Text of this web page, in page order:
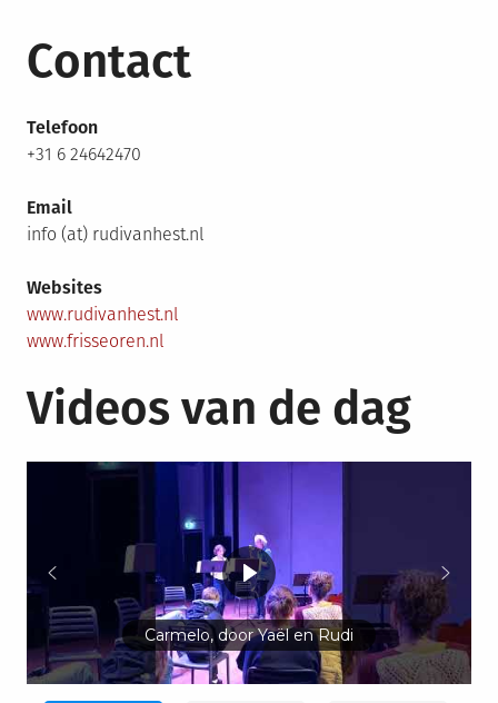
Contact
Telefoon
+31 6 24642470
Email
info (at) rudivanhest.nl
Websites
www.rudivanhest.nl
www.frisseoren.nl
Videos van de dag
Carmelo, door Yaël en Rudi